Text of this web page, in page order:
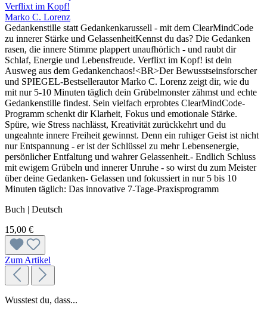
Verflixt im Kopf!
Marko C. Lorenz
Gedankenstille statt Gedankenkarussell - mit dem ClearMindCode
zu innerer Stärke und GelassenheitKennst du das? Die Gedanken
rasen, die innere Stimme plappert unaufhörlich - und raubt dir
Schlaf, Energie und Lebensfreude. Verflixt im Kopf! ist dein
Ausweg aus dem Gedankenchaos!<BR>Der Bewusstseinsforscher
und SPIEGEL-Bestsellerautor Marko C. Lorenz zeigt dir, wie du
mit nur 5-10 Minuten täglich dein Grübelmonster zähmst und echte
Gedankenstille findest. Sein vielfach erprobtes ClearMindCode-
Programm schenkt dir Klarheit, Fokus und emotionale Stärke.
Spüre, wie Stress nachlässt, Kreativität zurückkehrt und du
ungeahnte innere Freiheit gewinnst. Denn ein ruhiger Geist ist nicht
nur Entspannung - er ist der Schlüssel zu mehr Lebensenergie,
persönlicher Entfaltung und wahrer Gelassenheit.- Endlich Schluss
mit ewigem Grübeln und innerer Unruhe - so wirst du zum Meister
über deine Gedanken- Gelassen und fokussiert in nur 5 bis 10
Minuten täglich: Das innovative 7-Tage-Praxisprogramm
Buch | Deutsch
15,00 €
Zum Artikel
Wusstest du, dass...